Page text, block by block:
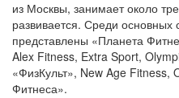
из Москвы, занимает около
развивается. Среди основных
представлены «Планета
Alex Fitness, Extra Sport,
«ФизКульт», New Age Fitness,
Фитнеса».